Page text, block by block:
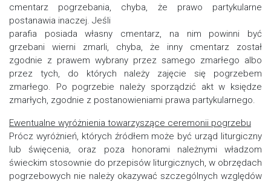
cmentarz pogrzebania, chyba, że prawo partykularne
postanawia inaczej. Jeśli
parafia posiada własny cmentarz, na nim powinni być
grzebani wierni zmarli, chyba, że inny cmentarz został
zgodnie z prawem wybrany przez samego zmarłego albo
przez tych, do których należy zajęcie się pogrzebem
zmarłego. Po pogrzebie należy sporządzić akt w księdze
zmarłych, zgodnie z postanowieniami prawa partykularnego.
Ewentualne wyróżnienia towarzyszące ceremonii pogrzebu
Prócz wyróżnień, których źródłem może być urząd liturgiczny
lub święcenia, oraz poza honorami należnymi władzom
świeckim stosownie do przepisów liturgicznych, w obrzędach
pogrzebowych nie należy okazywać szczególnych względów